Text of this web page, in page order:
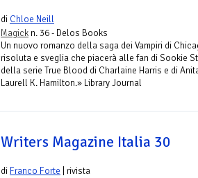
di Chloe Neill
Magick n. 36 - Delos Books
Un nuovo romanzo della saga dei Vampiri di
risoluta e sveglia che piacerà alle fan di Sookie
della serie True Blood di Charlaine Harris e di
Laurell K. Hamilton.» Library Journal
Writers Magazine Italia 30
di Franco Forte | rivista